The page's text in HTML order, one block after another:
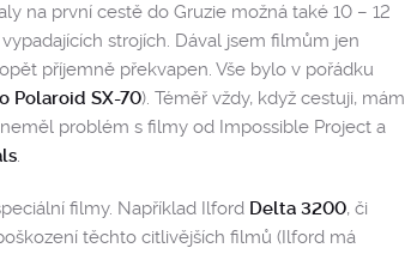
na první cestě do Gruzie možná také 10 – 12
strojích. Dával jsem filmům jen
příjemně překvapen. Vše bylo v pořádku
Polaroid SX-70). Téměř vždy, když cestuji, mám
problém s filmy od Impossible Project a
.
filmy. Například Ilford Delta 3200, či
těchto citlivějších filmů (Ilford má